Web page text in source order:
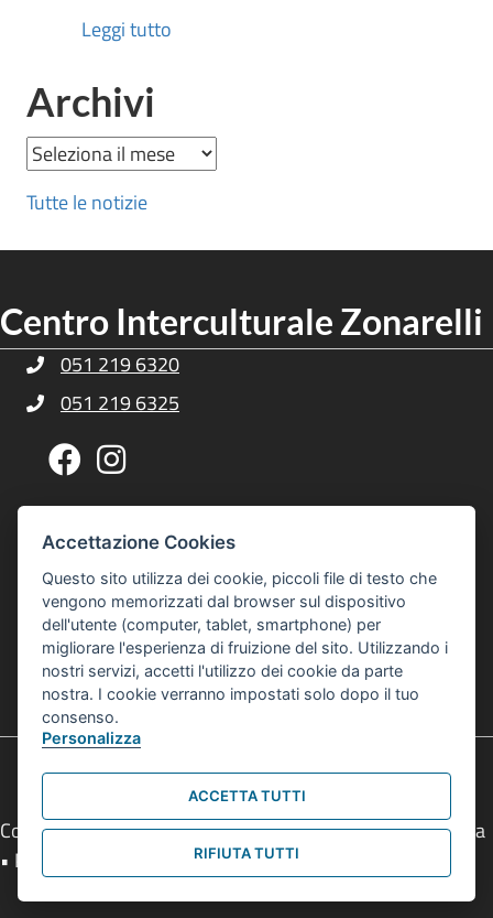
Leggi tutto
Archivi
Archivi
Tutte le notizie
Centro Interculturale Zonarelli
Telefono Centro Culturale Zonarelli
051 219 6320
Telefono Centro Culturale Zonarelli
051 219 6325
Pagina Facebook Centro Zonarelli
Profilo Instagram Centro Zonarelli
Indirizzo Centro Culturale Zonarelli
Email Centro Interculturale Zonarelli
interculturalezonarelli@comune.bologna.it
Informativa Privacy e Cookies
Informativa privacy e cookies
© 2026 Centro Interculturale Zonarelli
Tutti i diritti sono riservati
Comune di Bologna • Piazza Maggiore, 6 - 40124 Bologna
• P.Iva 01232710374 • Tel.051 2193111
Accettazione Cookies
Questo sito utilizza dei cookie, piccoli file di testo che
vengono memorizzati dal browser sul dispositivo
dell'utente (computer, tablet, smartphone) per
migliorare l'esperienza di fruizione del sito. Utilizzando i
nostri servizi, accetti l'utilizzo dei cookie da parte
nostra. I cookie verranno impostati solo dopo il tuo
consenso.
Personalizza
ACCETTA TUTTI
RIFIUTA TUTTI